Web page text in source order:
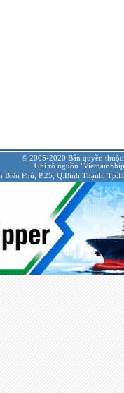
© 2005-2020 Bản quyền
Ghi rõ nguồn
Biên Phủ, P.25, Q.Bình Thạnh,